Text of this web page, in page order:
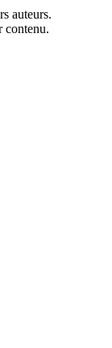
auteurs.
contenu.